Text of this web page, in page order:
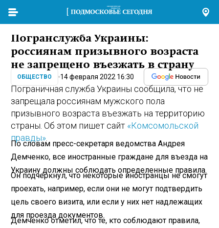
Погранслужба Украины:
россиянам призывного возраста
не запрещено въезжать в страну
ОБЩЕСТВО 14 февраля 2022 16:30
Пограничная служба Украины сообщила, что не
запрещала россиянам мужского пола
призывного возраста въезжать на территорию
страны. Об этом пишет сайт «Комсомольской
правды»
По словам пресс-секретаря ведомства Андрея
Демченко, все иностранные граждане для въезда на
Украину должны соблюдать определенные правила.
Он подчеркнул, что некоторые иностранцы не смогут
проехать, например, если они не могут подтвердить
цель своего визита, или если у них нет надлежащих
для проезда документов.
Демченко отметил, что те, кто соблюдают правила,